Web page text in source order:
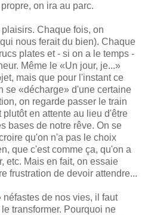
on ira au parc.
Chaque fois, on
nous ferait du bien). Chaque
plates et - si on a le temps -
Même le «Un jour, je...»
mais que pour l'instant ce
se «décharge» d'une certaine
on regarde passer le train
plutôt en attente au lieu d'être
bases de notre rêve. On se
qu'on n'a pas le choix
que c'est comme ça, qu'on a
etc. Mais en fait, on essaie
frustration de devoir attendre...
néfastes de nos vies, il faut
transformer. Pourquoi ne